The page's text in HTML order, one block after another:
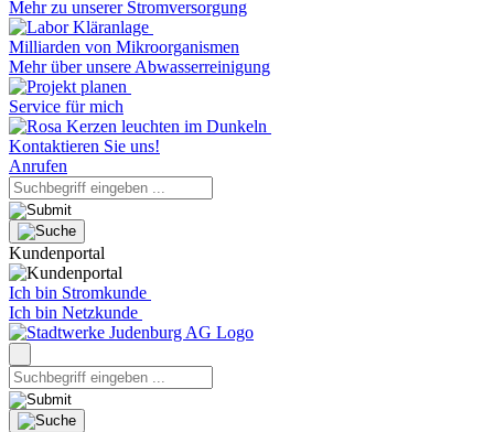
Mehr zu unserer Stromversorgung
Milliarden von Mikroorganismen
Mehr über unsere Abwasserreinigung
Service für mich
Kontaktieren Sie uns!
Anrufen
Kundenportal
Ich bin Stromkunde
Ich bin Netzkunde